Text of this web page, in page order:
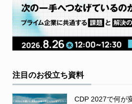
注目のお役立ち資料
CDP 2027で何